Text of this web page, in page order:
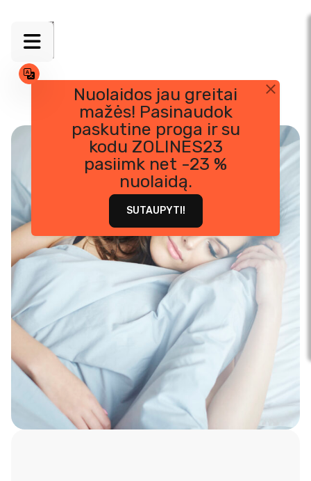
Nuolaidos jau greitai
mažės! Pasinaudok
paskutine proga ir su
kodu ZOLINES23
pasiimk net -23 %
nuolaidą.
SUTAUPYTI!